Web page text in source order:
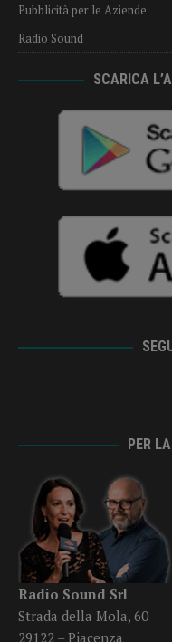
Pubblicità per le Aziende
Radio Sound
SCARICA
PER
Radio Sound Srl
Strada della Mola, 60
29122 – Piacenza